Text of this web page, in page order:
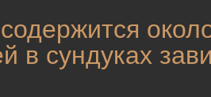
в сундуках